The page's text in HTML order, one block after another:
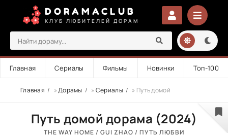
DORAMACLUB
КЛУБ ЛЮБИТЕЛЕЙ ДОРАМ
Главная Сериалы Фильмы Новинки Топ-100
Главная »Дорамы » Сериалы » Путь домой
Путь домой дорама (2024)
THE WAY HOME / GUI ZHAO / ПУТЬ ЛЮБВИ